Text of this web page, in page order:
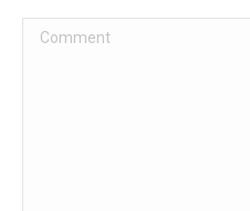
Comment